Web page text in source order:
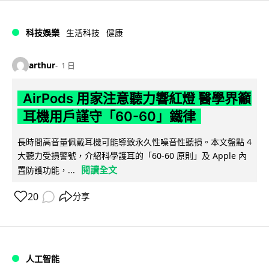
科技娛樂 生活科技 健康
arthur 1 日
AirPods 用家注意聽力響紅燈 醫學界籲
耳機用戶謹守「60-60」鐵律
長時間高音量佩戴耳機可能導致永久性噪音性聽損。本文盤點 4
大聽力受損警號，介紹科學護耳的「60-60 原則」及 Apple 內
置防護功能，...
閱讀全文
20 分享
人工智能